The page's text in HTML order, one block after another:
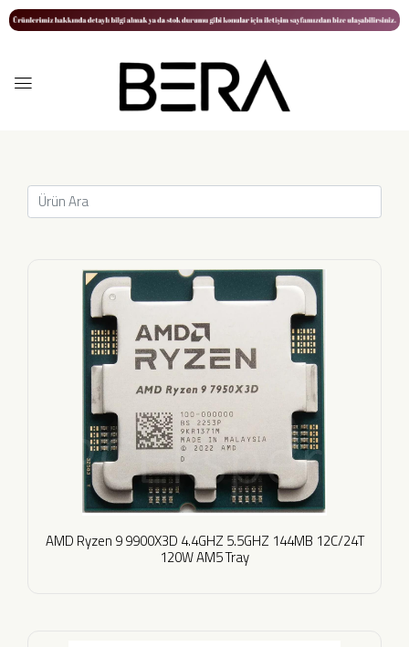
AMD Ryzen 9 9900X3D 4.4GHZ 5.5GHZ 144MB 12C/24T
120W AM5 Tray